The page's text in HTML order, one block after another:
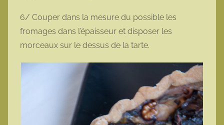
6/ Couper dans la mesure du possible les
fromages dans l’épaisseur et disposer les
morceaux sur le dessus de la tarte.